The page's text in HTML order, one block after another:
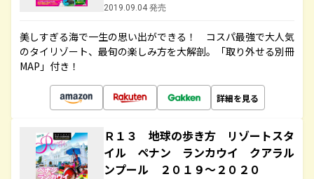
2019.09.04 発売
美しすぎる海で一生の思い出ができる！ コスパ最強で大人気
のタイリゾート、最旬の楽しみ方を大解剖。「取り外せる別冊
MAP」付き！
詳細を見る
Ｒ１３ 地球の歩き方 リゾートスタ
イル ペナン ランカウイ クアラル
ンプール ２０１９～２０２０